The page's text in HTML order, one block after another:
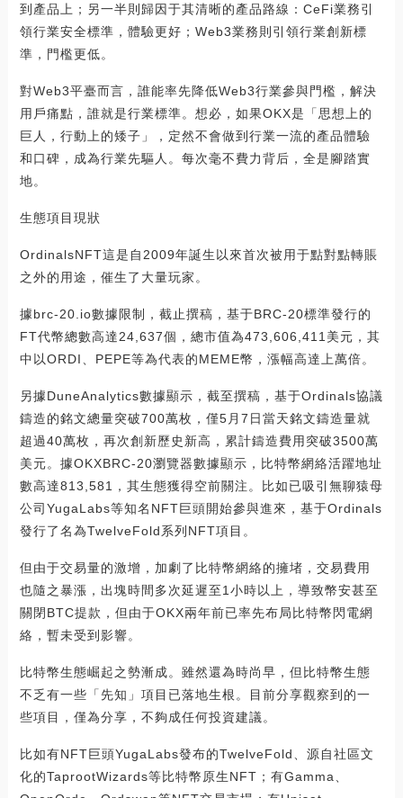
到產品上；另一半則歸因于其清晰的產品路線：CeFi業務引
領行業安全標準，體驗更好；Web3業務則引領行業創新標
準，門檻更低。
對Web3平臺而言，誰能率先降低Web3行業參與門檻，解決
用戶痛點，誰就是行業標準。想必，如果OKX是「思想上的
巨人，行動上的矮子」，定然不會做到行業一流的產品體驗
和口碑，成為行業先驅人。每次毫不費力背后，全是腳踏實
地。
生態項目現狀
OrdinalsNFT這是自2009年誕生以來首次被用于點對點轉賬
之外的用途，催生了大量玩家。
據brc-20.io數據限制，截止撰稿，基于BRC-20標準發行的
FT代幣總數高達24,637個，總市值為473,606,411美元，其
中以ORDI、PEPE等為代表的MEME幣，漲幅高達上萬倍。
另據DuneAnalytics數據顯示，截至撰稿，基于Ordinals協議
鑄造的銘文總量突破700萬枚，僅5月7日當天銘文鑄造量就
超過40萬枚，再次創新歷史新高，累計鑄造費用突破3500萬
美元。據OKXBRC-20瀏覽器數據顯示，比特幣網絡活躍地址
數高達813,581，其生態獲得空前關注。比如已吸引無聊猿母
公司YugaLabs等知名NFT巨頭開始參與進來，基于Ordinals
發行了名為TwelveFold系列NFT項目。
但由于交易量的激增，加劇了比特幣網絡的擁堵，交易費用
也隨之暴漲，出塊時間多次延遲至1小時以上，導致幣安甚至
關閉BTC提款，但由于OKX兩年前已率先布局比特幣閃電網
絡，暫未受到影響。
比特幣生態崛起之勢漸成。雖然還為時尚早，但比特幣生態
不乏有一些「先知」項目已落地生根。目前分享觀察到的一
些項目，僅為分享，不夠成任何投資建議。
比如有NFT巨頭YugaLabs發布的TwelveFold、源自社區文
化的TaprootWizards等比特幣原生NFT；有Gamma、